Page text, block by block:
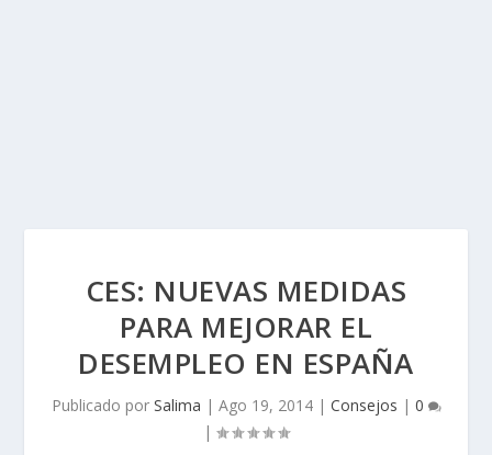
CES: NUEVAS MEDIDAS
PARA MEJORAR EL
DESEMPLEO EN ESPAÑA
Publicado por Salima | Ago 19, 2014| Consejos | 0
|